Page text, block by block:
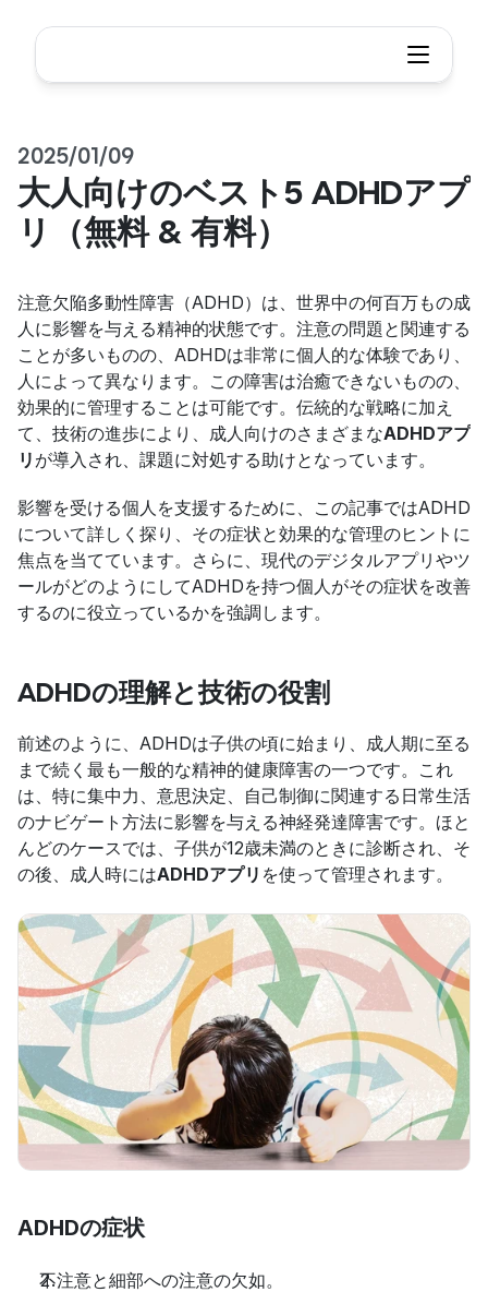
2025/01/09
大人向けのベスト5 ADHDアプ
リ（無料 & 有料）
注意欠陥多動性障害（ADHD）は、世界中の何百万もの成
人に影響を与える精神的状態です。注意の問題と関連する
ことが多いものの、ADHDは非常に個人的な体験であり、
人によって異なります。この障害は治癒できないものの、
効果的に管理することは可能です。伝統的な戦略に加え
て、技術の進歩により、成人向けのさまざまなADHDアプ
リ が導入され、課題に対処する助けとなっています。
影響を受ける個人を支援するために、この記事ではADHD
について詳しく探り、その症状と効果的な管理のヒントに
焦点を当てています。さらに、現代のデジタルアプリやツ
ールがどのようにしてADHDを持つ個人がその症状を改善
するのに役立っているかを強調します。
ADHDの理解と技術の役割
前述のように、ADHDは子供の頃に始まり、成人期に至る
まで続く最も一般的な精神的健康障害の一つです。これ
は、特に集中力、意思決定、自己制御に関連する日常生活
のナビゲート方法に影響を与える神経発達障害です。ほと
んどのケースでは、子供が12歳未満のときに診断され、そ
の後、成人時にはADHDアプリ を使って管理されます。
ADHDの症状
不注意と細部への注意の欠如。